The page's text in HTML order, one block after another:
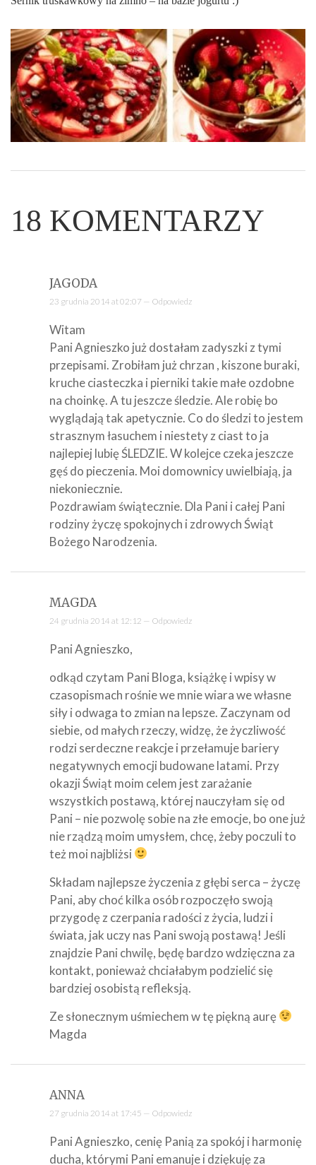
18 KOMENTARZY
JAGODA
23 grudnia 2014 at 02:07 — Odpowiedz
Witam
Pani Agnieszko już dostałam zadyszki z tymi
przepisami. Zrobiłam już chrzan , kiszone buraki,
kruche ciasteczka i pierniki takie małe ozdobne
na choinkę. A tu jeszcze śledzie. Ale robię bo
wyglądają tak apetycznie. Co do śledzi to jestem
strasznym łasuchem i niestety z ciast to ja
najlepiej lubię ŚLEDZIE. W kolejce czeka jeszcze
gęś do pieczenia. Moi domownicy uwielbiają, ja
niekoniecznie.
Pozdrawiam świątecznie. Dla Pani i całej Pani
rodziny życzę spokojnych i zdrowych Świąt
Bożego Narodzenia.
MAGDA
24 grudnia 2014 at 12:12 — Odpowiedz
Pani Agnieszko,
odkąd czytam Pani Bloga, książkę i wpisy w
czasopismach rośnie we mnie wiara we własne
siły i odwaga to zmian na lepsze. Zaczynam od
siebie, od małych rzeczy, widzę, że życzliwość
rodzi serdeczne reakcje i przełamuje bariery
negatywnych emocji budowane latami. Przy
okazji Świąt moim celem jest zarażanie
wszystkich postawą, której nauczyłam się od
Pani – nie pozwolę sobie na złe emocje, bo one już
nie rządzą moim umysłem, chcę, żeby poczuli to
też moi najbliżsi
Składam najlepsze życzenia z głębi serca – życzę
Pani, aby choć kilka osób rozpoczęło swoją
przygodę z czerpania radości z życia, ludzi i
świata, jak uczy nas Pani swoją postawą! Jeśli
znajdzie Pani chwilę, będę bardzo wdzięczna za
kontakt, ponieważ chciałabym podzielić się
bardziej osobistą refleksją.
Ze słonecznym uśmiechem w tę piękną aurę
Magda
ANNA
27 grudnia 2014 at 17:45 — Odpowiedz
Pani Agnieszko, cenię Panią za spokój i harmonię
ducha, którymi Pani emanuje i dziękuję za